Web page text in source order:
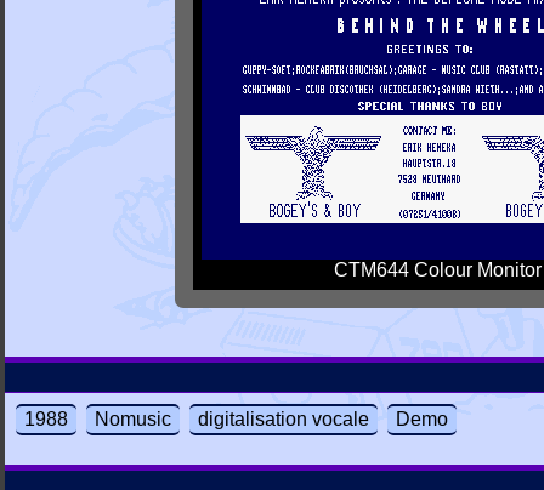
CTM644 Colour Monitor
1988 Nomusic digitalisation vocale Demo